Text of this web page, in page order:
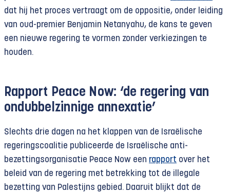
dat hij het proces vertraagt om de oppositie, onder leiding
van oud-premier Benjamin Netanyahu, de kans te geven
een nieuwe regering te vormen zonder verkiezingen te
houden.
Rapport Peace Now: ‘de regering van
ondubbelzinnige annexatie’
Slechts drie dagen na het klappen van de Israëlische
regeringscoalitie publiceerde de Israëlische anti-
bezettingsorganisatie Peace Now een rapport over het
beleid van de regering met betrekking tot de illegale
bezetting van Palestijns gebied. Daaruit blijkt dat de